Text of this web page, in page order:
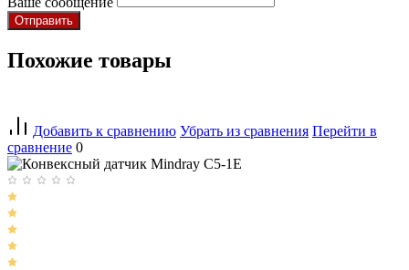
Похожие товары
Добавить к сравнению Убрать из сравнения Перейти в
сравнение 0